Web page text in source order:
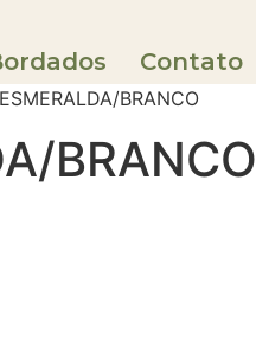
Contato
BRANCO
BRANCO